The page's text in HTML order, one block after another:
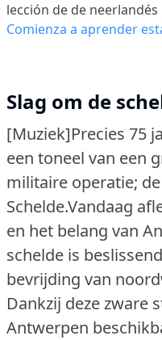
lección de de
Comienza a aprender
Slag om de
[Muziek]Precies 75
een toneel van een
militaire operatie;
Schelde.Vandaag
en het belang van
schelde is
bevrijding van
Dankzij deze zware
Antwerpen